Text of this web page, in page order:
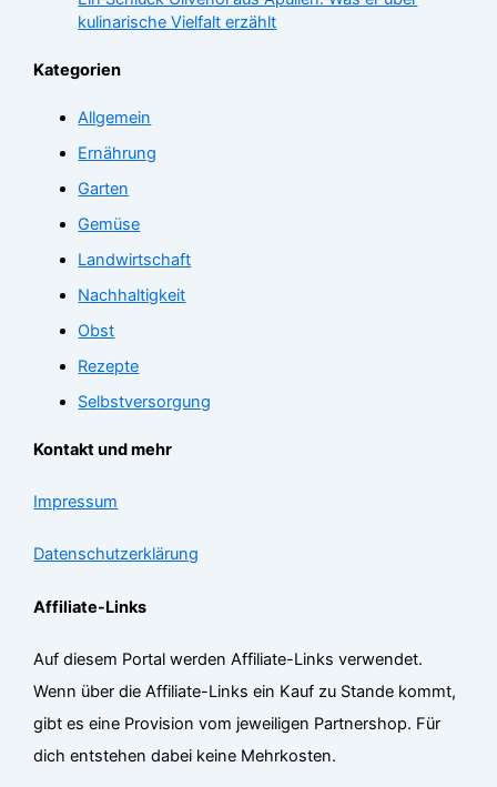
kulinarische Vielfalt erzählt
Kategorien
Allgemein
Ernährung
Garten
Gemüse
Landwirtschaft
Nachhaltigkeit
Obst
Rezepte
Selbstversorgung
Kontakt und mehr
Impressum
Datenschutzerklärung
Affiliate-Links
Auf diesem Portal werden Affiliate-Links verwendet.
Wenn über die Affiliate-Links ein Kauf zu Stande kommt,
gibt es eine Provision vom jeweiligen Partnershop. Für
dich entstehen dabei keine Mehrkosten.